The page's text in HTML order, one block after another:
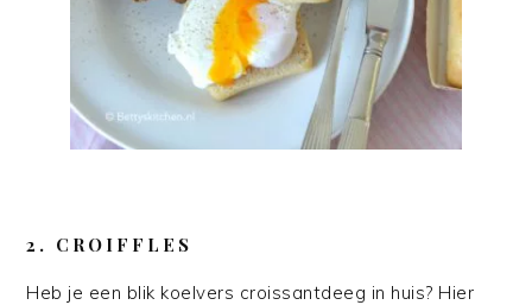
2. CROIFFLES
Heb je een blik koelvers croissantdeeg in huis? Hier